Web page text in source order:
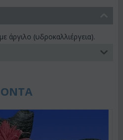
άργιλο (υδροκαλλιέργεια).